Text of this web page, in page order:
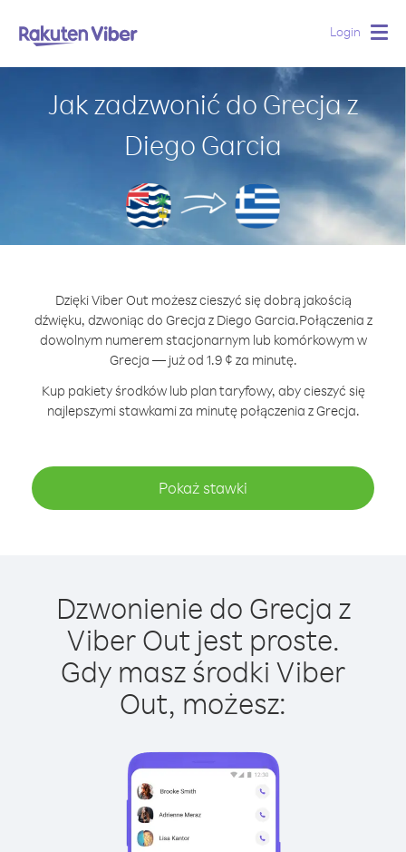
Login
Jak zadzwonić do Grecja z
Diego Garcia
Dzięki Viber Out możesz cieszyć się dobrą jakością
dźwięku, dzwoniąc do Grecja z Diego Garcia.Połączenia z
dowolnym numerem stacjonarnym lub komórkowym w
Grecja — już od 1.9 ¢ za minutę.
Kup pakiety środków lub plan taryfowy, aby cieszyć się
najlepszymi stawkami za minutę połączenia z Grecja.
Pokaż stawki
Dzwonienie do Grecja z
Viber Out jest proste.
Gdy masz środki Viber
Out, możesz: